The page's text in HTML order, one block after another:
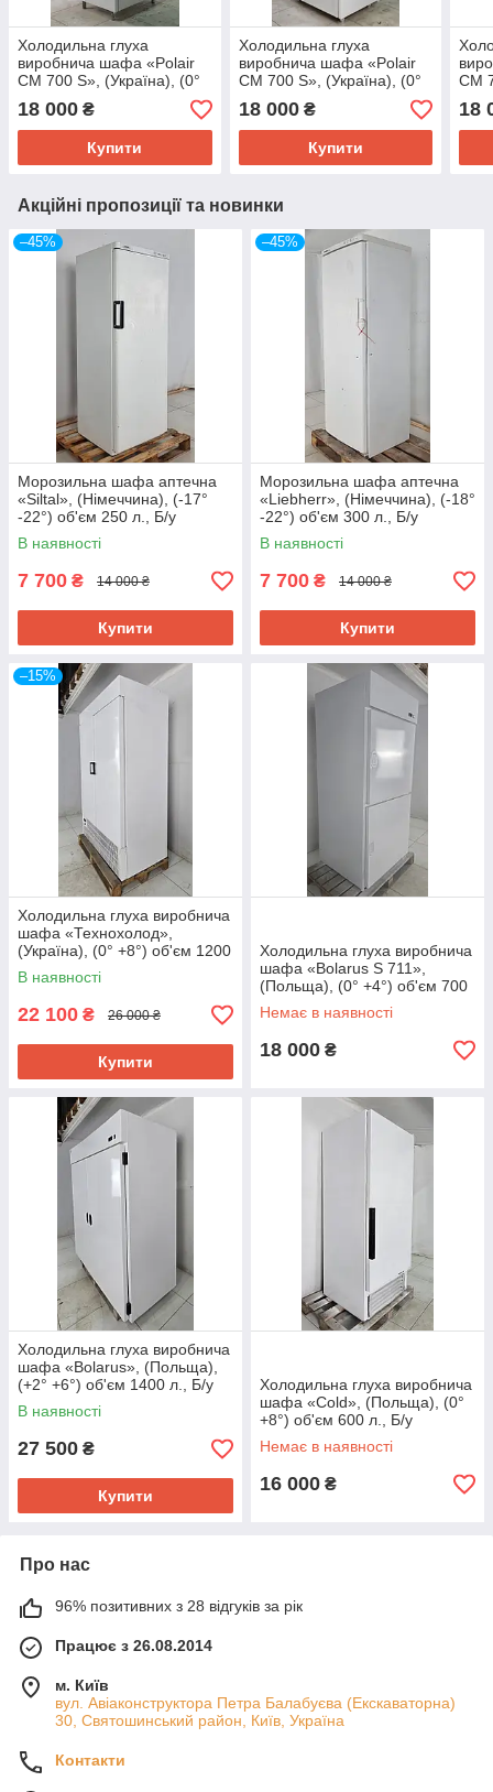
Холодильна глуха
виробнича шафа «Polair
CM 700 S», (Україна), (0°
+4°) об'єм 700 л., Б/у
18 000 ₴
Купити
Холодильна глуха
виробнича шафа «Polair
CM 700 S», (Україна), (0°
+4°) об'єм 700 л., Б/у
18 000₴
Купити
CM
18
Акційні пропозиції та новинки
–45%
Морозильна шафа аптечна
«Siltal», (Німеччина), (-17°
-22°) об'єм 250 л., Б/у
В наявності
7 700 ₴ 14 000 ₴
Купити
–45%
Морозильна шафа аптечна
«Liebherr», (Німеччина), (-18°
-22°) об'єм 300 л., Б/у
В наявності
7 700 ₴ 14 000 ₴
Купити
–15%
Холодильна глуха виробнича
шафа «Технохолод»,
(Україна), (0° +8°) об'єм 1200
л., Б/у
В наявності
22 100 ₴ 26 000 ₴
Купити
Холодильна глуха виробнича
шафа «Bolarus S 711»,
(Польща), (0° +4°) об'єм 700
л., Б/у
Немає в наявності
18 000 ₴
Холодильна глуха виробнича
шафа «Bolarus», (Польща),
(+2° +6°) об'єм 1400 л., Б/у
В наявності
27 500 ₴
Купити
Холодильна глуха виробнича
шафа «Cold», (Польща), (0°
+8°) об'єм 600 л., Б/у
Немає в наявності
16 000 ₴
Про нас
96% позитивних з 28 відгуків за рік
Працює з 26.08.2014
м. Київ
вул. Авіаконструктора Петра Балабуєва (Екскаваторна)
30, Святошинський район, Київ, Україна
Контакти